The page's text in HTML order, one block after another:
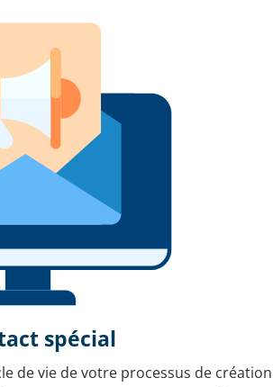
spécial
de vie de votre processus de création